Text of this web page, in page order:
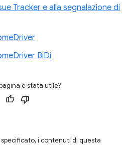
Tracker e alla segnalazione di
BiDi
è stata utile?
i contenuti di questa